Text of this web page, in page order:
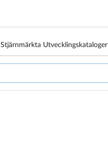
Stjärnmärkta Utvecklingskataloger